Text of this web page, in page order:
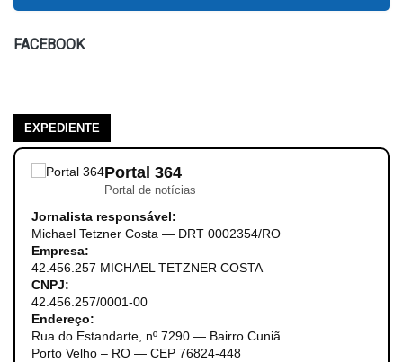
FACEBOOK
EXPEDIENTE
Portal 364
Portal de notícias
Jornalista responsável:
Michael Tetzner Costa — DRT 0002354/RO
Empresa:
42.456.257 MICHAEL TETZNER COSTA
CNPJ:
42.456.257/0001-00
Endereço:
Rua do Estandarte, nº 7290 — Bairro Cuniã
Porto Velho – RO — CEP 76824-448